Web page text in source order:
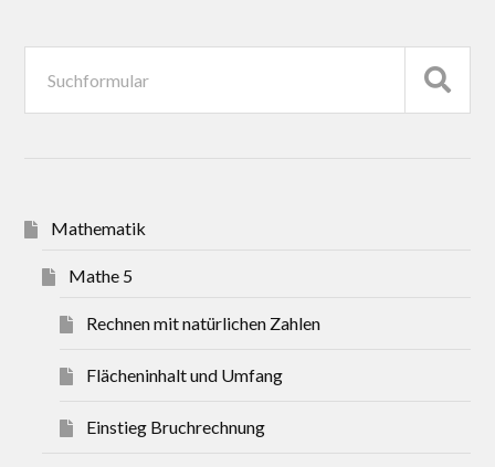
Mathematik
Mathe 5
Rechnen mit natürlichen Zahlen
Flächeninhalt und Umfang
Einstieg Bruchrechnung